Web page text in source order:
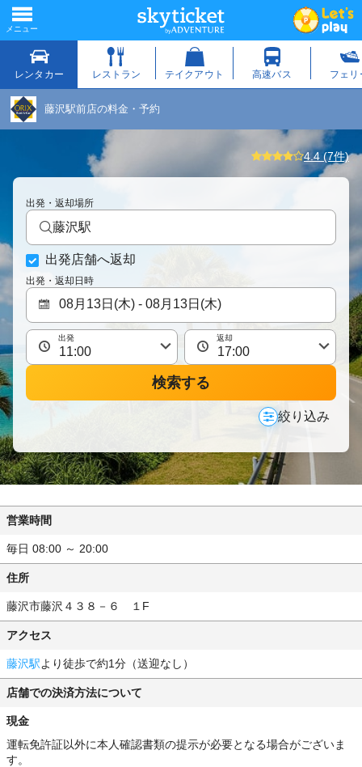
藤沢駅前店の料金・予約
4.4 (7件)
出発・返却場所
藤沢駅
出発店舗へ返却
出発・返却日時
出発 返却
検索する
絞り込み
営業時間
毎日 08:00 ～ 20:00
住所
藤沢市藤沢４３８－６ １F
アクセス
藤沢駅より徒歩で約1分（送迎なし）
店舗での決済方法について
現金
運転免許証以外に本人確認書類の提示が必要となる場合がございま
す。